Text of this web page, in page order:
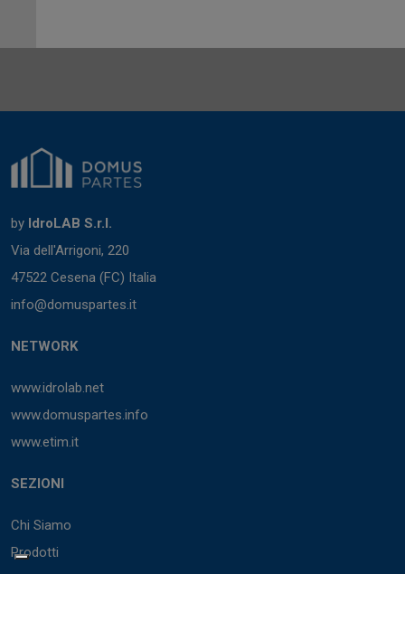
by IdroLAB S.r.l.
Via dell'Arrigoni, 220
47522 Cesena (FC) Italia
info@domuspartes.it
NETWORK
www.idrolab.net
www.domuspartes.info
www.etim.it
SEZIONI
Chi Siamo
Prodotti
Marchi